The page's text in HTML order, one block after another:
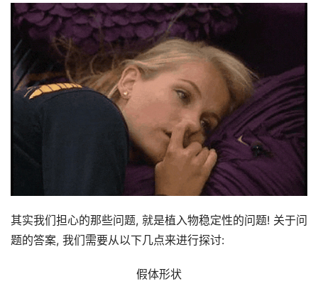
其实我们担心的那些问题, 就是植入物稳定性的问题! 关于问
题的答案, 我们需要从以下几点来进行探讨:
假体形状